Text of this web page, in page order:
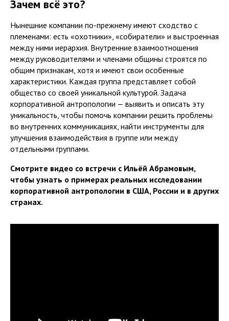
Зачем всё это?
Нынешние компании по-прежнему имеют сходство с
племенами: есть «охотники», «собиратели» и выстроенная
между ними иерархия. Внутренние взаимоотношения
между руководителями и членами общины строятся по
общим признакам, хотя и имеют свои особенные
характеристики. Каждая группа представляет собой
общество со своей уникальной культурой. Задача
корпоративной антропологии — выявить и описать эту
уникальность, чтобы помочь компании решить проблемы
во внутренних коммуникациях, найти инструменты для
улучшения взаимодействия в группе или между
отдельными группами.
Смотрите видео со встречи с Ильёй Абрамовым,
чтобы узнать о примерах реальных исследовании
корпоративной антропологии в США, России и в других
странах.